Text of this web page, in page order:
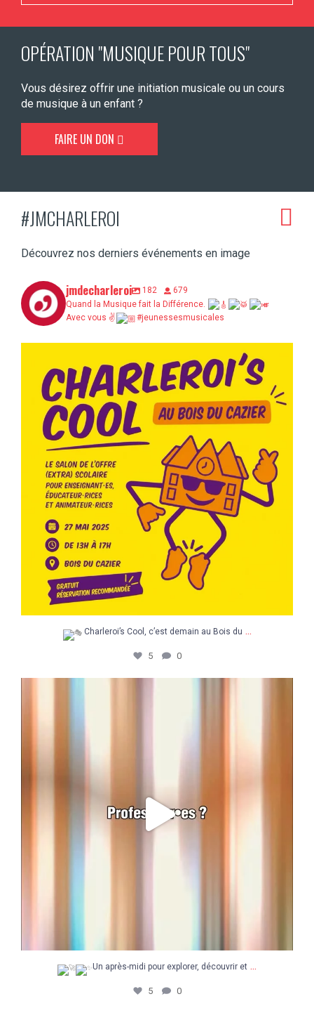
OPÉRATION "MUSIQUE POUR TOUS"
Vous désirez offrir une initiation musicale ou un cours
de musique à un enfant ?
FAIRE UN DON
#JMCHARLEROI
Découvrez nos derniers événements en image
jmdecharleroi 182
679
Quand la Musique fait la Différence.
Avec vous ✌
#jeunessesmusicales
Charleroi’s Cool, c’est demain au Bois du...
5 0
Charleroi’s Cool, c’est demain au Bois du ...
5 0
Un après-midi pour explorer, découvrir et ...
5 0